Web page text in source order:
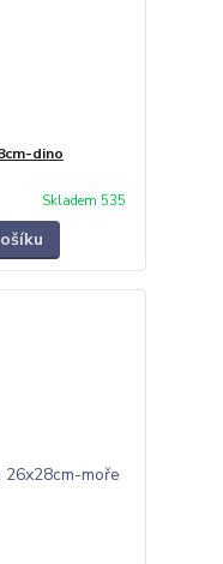
dino
Skladem 535